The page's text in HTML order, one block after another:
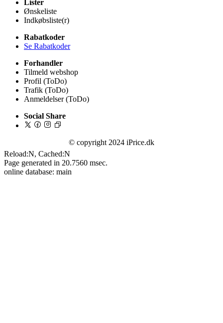
Lister
Ønskeliste
Indkøbsliste(r)
Rabatkoder
Se Rabatkoder
Forhandler
Tilmeld webshop
Profil (ToDo)
Trafik (ToDo)
Anmeldelser (ToDo)
Social Share
© copyright 2024 iPrice.dk
Reload:N, Cached:N
Page generated in 20.7560 msec.
online database: main